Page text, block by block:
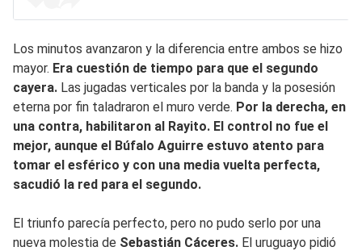
Los minutos avanzaron y la diferencia entre ambos se hizo
mayor. Era cuestión de tiempo para que el segundo
cayera. Las jugadas verticales por la banda y la posesión
eterna por fin taladraron el muro verde. Por la derecha, en
una contra, habilitaron al Rayito. El control no fue el
mejor, aunque el Búfalo Aguirre estuvo atento para
tomar el esférico y con una media vuelta perfecta,
sacudió la red para el segundo.
El triunfo parecía perfecto, pero no pudo serlo por una
nueva molestia de Sebastián Cáceres. El uruguayo pidió